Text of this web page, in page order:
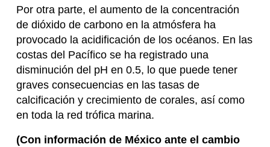
Por otra parte, el aumento de la concentración
de dióxido de carbono en la atmósfera ha
provocado la acidificación de los océanos. En las
costas del Pacífico se ha registrado una
disminución del pH en 0.5, lo que puede tener
graves consecuencias en las tasas de
calcificación y crecimiento de corales, así como
en toda la red trófica marina.
(Con información de México ante el cambio